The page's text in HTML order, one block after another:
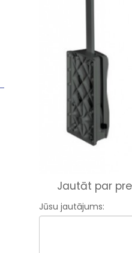
Jautāt par
Jūsu jautājums: